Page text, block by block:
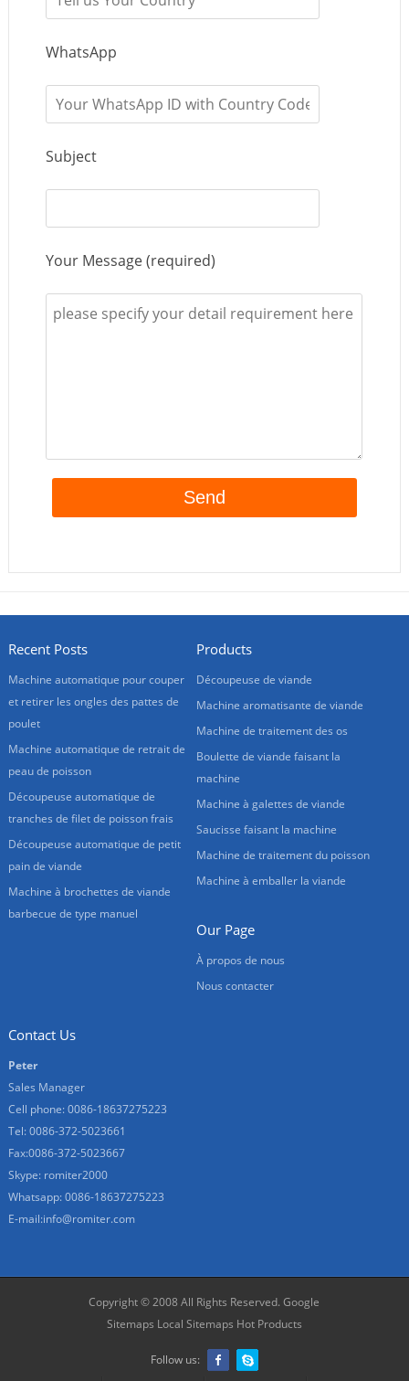
WhatsApp
Subject
Your Message (required)
Recent Posts
Machine automatique pour couper
et retirer les ongles des pattes de
poulet
Machine automatique de retrait de
peau de poisson
Découpeuse automatique de
tranches de filet de poisson frais
Découpeuse automatique de petit
pain de viande
Machine à brochettes de viande
barbecue de type manuel
Products
Découpeuse de viande
Machine aromatisante de viande
Machine de traitement des os
Boulette de viande faisant la
machine
Machine à galettes de viande
Saucisse faisant la machine
Machine de traitement du poisson
Machine à emballer la viande
Our Page
À propos de nous
Nous contacter
Contact Us
Peter
Sales Manager
Cell phone: 0086-18637275223
Tel: 0086-372-5023661
Fax:0086-372-5023667
Skype: romiter2000
Whatsapp: 0086-18637275223
E-mail:info@romiter.com
Copyright © 2008 All Rights Reserved.Google
Sitemaps Local Sitemaps Hot Products
Follow us: